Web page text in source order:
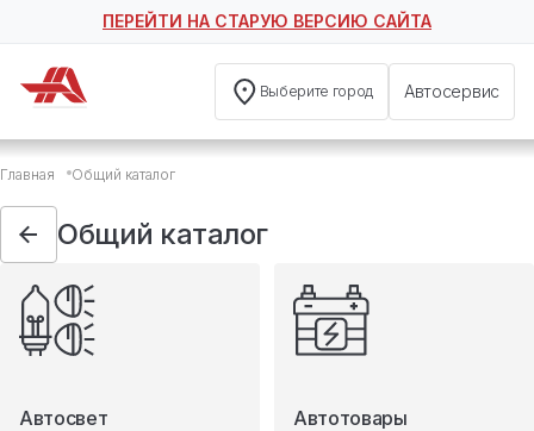
ПЕРЕЙТИ НА СТАРУЮ ВЕРСИЮ САЙТА
Выберите город Автосервис
Общий каталог
Автосвет
Автотовары
Запчасти
Масла и технические жидкости
Мототовары
Туризм
Главная Общий каталог
Общий каталог
Автосвет Автотовары